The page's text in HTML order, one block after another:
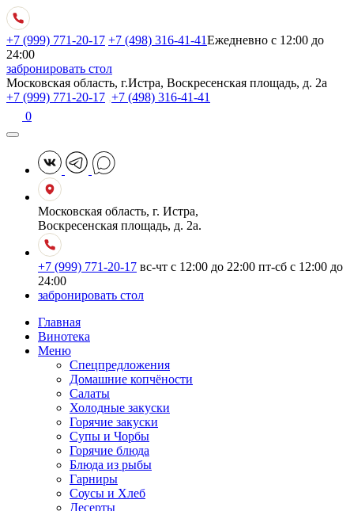
+7 (999) 771-20-17 +7 (498) 316-41-41Ежедневно с 12:00 до
24:00
забронировать стол
Московская область, г.Истра, Воскресенская площадь, д. 2а
+7 (999) 771-20-17 ,+7 (498) 316-41-41
0
Московская область, г. Истра,
Воскресенская площадь, д. 2а.
+7 (999) 771-20-17 вс-чт с 12:00 до 22:00 пт-сб с 12:00 до
24:00
забронировать стол
Главная
Винотека
Меню
Спецпредложения
Домашние копчёности
Салаты
Холодные закуски
Горячие закуски
Супы и Чорбы
Горячие блюда
Блюда из рыбы
Гарниры
Соусы и Хлеб
Десерты